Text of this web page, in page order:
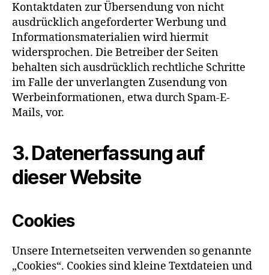
Kontaktdaten zur Übersendung von nicht
ausdrücklich angeforderter Werbung und
Informationsmaterialien wird hiermit
widersprochen. Die Betreiber der Seiten
behalten sich ausdrücklich rechtliche Schritte
im Falle der unverlangten Zusendung von
Werbeinformationen, etwa durch Spam-E-
Mails, vor.
3. Datenerfassung auf
dieser Website
Cookies
Unsere Internetseiten verwenden so genannte
„Cookies“. Cookies sind kleine Textdateien und